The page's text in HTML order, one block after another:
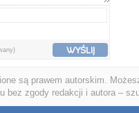
WYŚLIJ
są prawem autorskim.
bez zgody redakcji i autora –